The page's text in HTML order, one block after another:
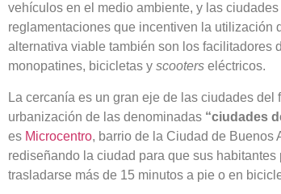
vehículos en el medio ambiente, y las
reglamentaciones que incentiven la utilización
alternativa viable también son los facilitadores
monopatines, bicicletas y scooters eléctricos.
La cercanía es un gran eje de las ciudades
urbanización de las denominadas “ciudades
es Microcentro, barrio de la Ciudad de Buenos
rediseñando la ciudad para que sus
trasladarse más de 15 minutos a pie o en